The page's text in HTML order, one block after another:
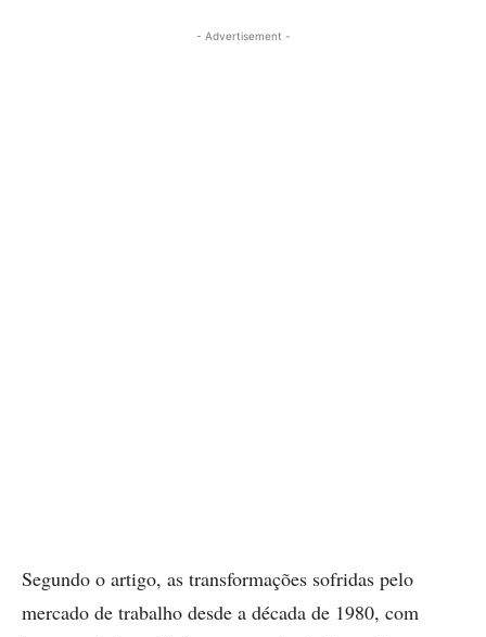
- Advertisement -
Segundo o artigo, as transformações sofridas pelo
mercado de trabalho desde a década de 1980, com